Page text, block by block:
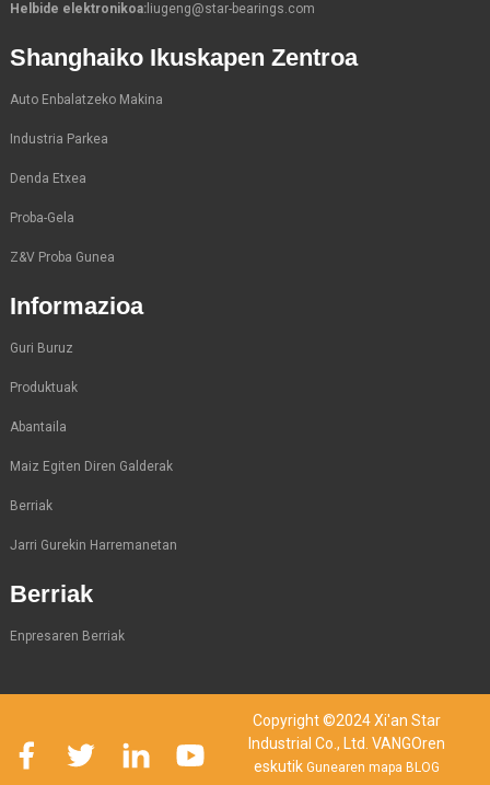
Helbide elektronikoa:liugeng@star-bearings.com
Shanghaiko Ikuskapen Zentroa
Auto Enbalatzeko Makina
Industria Parkea
Denda Etxea
Proba-Gela
Z&V Proba Gunea
Informazioa
Guri Buruz
Produktuak
Abantaila
Maiz Egiten Diren Galderak
Berriak
Jarri Gurekin Harremanetan
Berriak
Enpresaren Berriak
Copyright ©2024 Xi'an Star
Industrial Co., Ltd. VANGOren
eskutik Gunearen mapa BLOG